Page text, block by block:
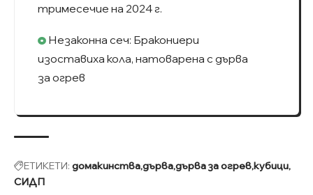
тримесечие на 2024 г.
Незаконна сеч: Бракониери
изоставиха кола, натоварена с дърва
за огрев
ЕТИКЕТИ: домакинствадървадърва за огревкубици
СИДП